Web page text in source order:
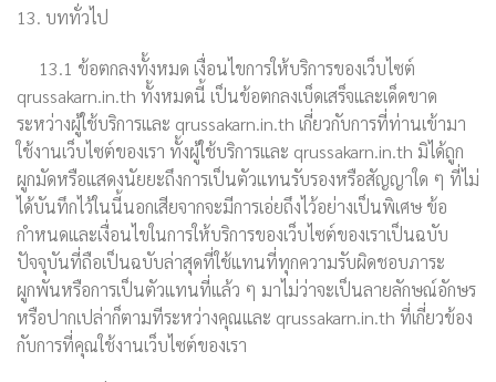
13. บททั่วไป
13.1 ข้อตกลงทั้งหมด เงื่อนไขการให้บริการของเว็บไซต์
qrussakarn.in.th ทั้งหมดนี้ เป็นข้อตกลงเบ็ดเสร็จและเด็ดขาด
ระหว่างผู้ใช้บริการและ qrussakarn.in.th เกี่ยวกับการที่ท่านเข้ามา
ใช้งานเว็บไซต์ของเรา ทั้งผู้ใช้บริการและ qrussakarn.in.th มิได้ถูก
ผูกมัดหรือแสดงนัยยะถึงการเป็นตัวแทนรับรองหรือสัญญาใด ๆ ที่ไม่
ได้บันทึกไว้ในนี้นอกเสียจากจะมีการเอ่ยถึงไว้อย่างเป็นพิเศษ ข้อ
กำหนดและเงื่อนไขในการให้บริการของเว็บไซต์ของเราเป็นฉบับ
ปัจจุบันที่ถือเป็นฉบับล่าสุดที่ใช้แทนที่ทุกความรับผิดชอบภาระ
ผูกพันหรือการเป็นตัวแทนที่แล้ว ๆ มาไม่ว่าจะเป็นลายลักษณ์อักษร
หรือปากเปล่าก็ตามทีระหว่างคุณและ qrussakarn.in.th ที่เกี่ยวข้อง
กับการที่คุณใช้งานเว็บไซต์ของเรา